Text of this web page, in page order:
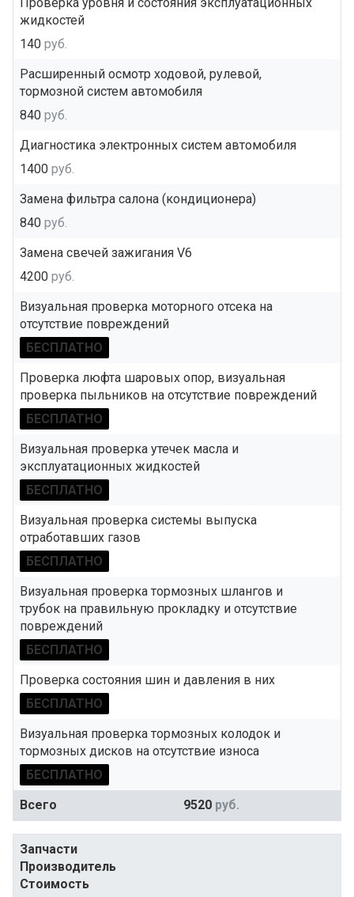
жидкостей
140 руб.
Расширенный осмотр ходовой, рулевой,
тормозной систем автомобиля
840 руб.
Диагностика электронных систем автомобиля
1400 руб.
Замена фильтра салона (кондиционера)
840 руб.
Замена свечей зажигания V6
4200 руб.
Визуальная проверка моторного отсека на
отсутствие повреждений
БЕСПЛАТНО
Проверка люфта шаровых опор, визуальная
проверка пыльников на отсутствие повреждений
БЕСПЛАТНО
Визуальная проверка утечек масла и
эксплуатационных жидкостей
БЕСПЛАТНО
Визуальная проверка системы выпуска
отработавших газов
БЕСПЛАТНО
Визуальная проверка тормозных шлангов и
трубок на правильную прокладку и отсутствие
повреждений
БЕСПЛАТНО
Проверка состояния шин и давления в них
БЕСПЛАТНО
Визуальная проверка тормозных колодок и
тормозных дисков на отсутствие износа
БЕСПЛАТНО
Всего
9520 руб.
Запчасти
Производитель
Стоимость